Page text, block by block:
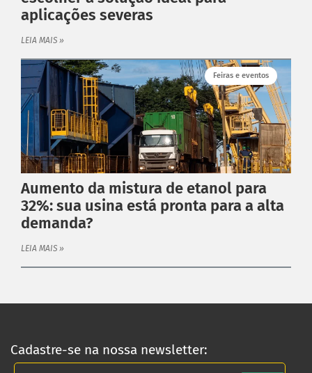
aplicações severas
LEIA MAIS »
Feiras e eventos
Aumento da mistura de etanol para
32%: sua usina está pronta para a alta
demanda?
LEIA MAIS »
Cadastre-se na nossa newsletter: